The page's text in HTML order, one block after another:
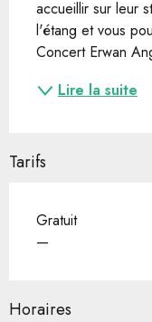
accueillir sur leur
l'étang et vous
Concert Erwan
Lire la suite
Tarifs
Gratuit
—
Horaires